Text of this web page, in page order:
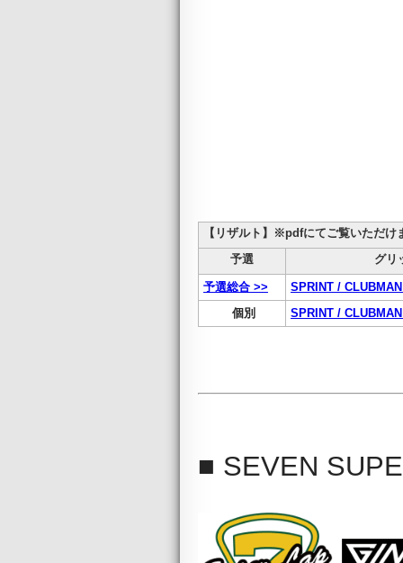
【リザルト】※pdfにてご覧いただけ
予選
グリ
予選総合 >>
SPRINT /
個別
SPRINT /
■ SEVEN